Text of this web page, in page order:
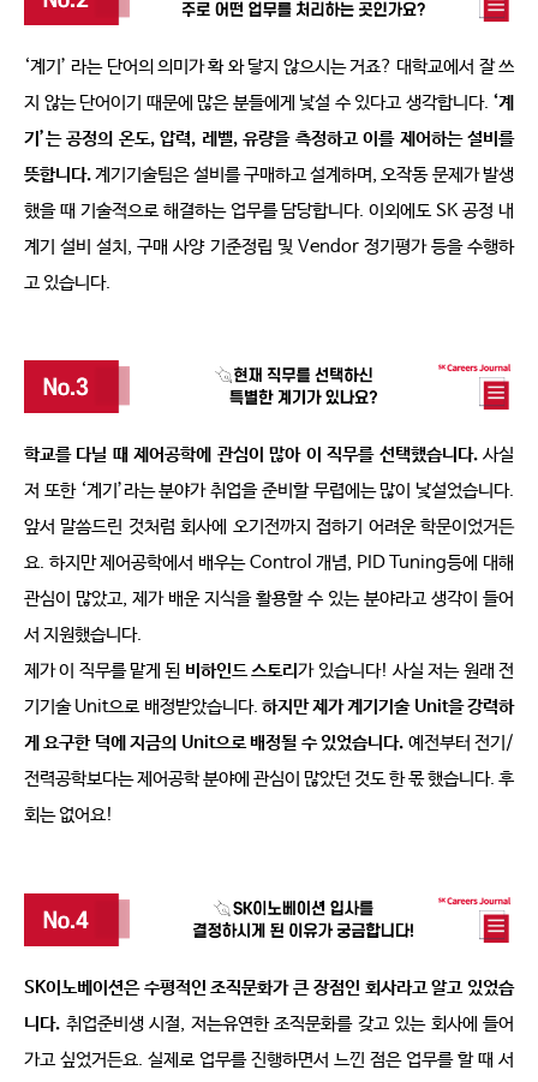
‘계기 ’ 라는 단어의 의미가 확 와 닿지 않으시는 거죠? 대학교에서 잘 쓰
지 않는 단어이기 때문에 많은 분들에게 낯설 수 있다고 생각합니다. ‘계
기 ’는 공정의 온도, 압력, 레벨, 유량을 측정하고 이를 제어하는 설비를
뜻합니다.계기기술팀은 설비를 구매하고 설계하며, 오작동 문제가 발생
했을 때 기술적으로 해결하는 업무를 담당합니다. 이외에도 SK 공정 내
계기 설비 설치 , 구매 사양 기준정립 및 Vendor 정기평가 등을 수행하
고 있습니다.
학교를 다닐 때 제어공학에 관심이 많아 이 직무를 선택했습니다. 사실
저 또한 ‘계기 ’라는 분야가 취업을 준비할 무렵에는 많이 낯설었습니다
앞서 말씀드린 것처럼 회사에 오기전까지 접하기 어려운 학문이었거든
요. 하지만 제어공학에서 배우는 Control 개념, PID Tuning등에 대해
관심이 많았고, 제가 배운 지식을 활용할 수 있는 분야라고 생각이 들어
서 지원했습니다.
제가 이 직무를 맡게 된 비하인드 스토리가 있습니다! 사실 저는 원래 전
기기술 Unit으로 배정받았습니다. 하지만 제가 계기기술 Unit을 강력하
게 요구한 덕에 지금의 Unit으로 배정될 수 있었습니다. 예전부터 전기 /
전력공학보다는 제어공학 분야에 관심이 많았던 것도 한 몫 했습니다. 후
회는 없어요!
SK이노베이션은 수평적인 조직문화가 큰 장점인 회사라고 알고 있었습
니다. 취업준비생 시절, 저는유연한 조직문화를 갖고 있는 회사에 들어
가고 싶었거든요. 실제로 업무를 진행하면서 느낀 점은 업무를 할 때 서